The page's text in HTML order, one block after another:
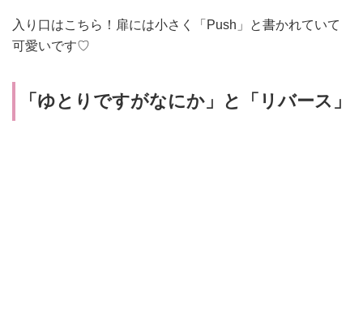
入り口はこちら！扉には小さく「Push」と書かれていて
可愛いです♡
「 ゆとりですがなにか 」と「 リバース 」